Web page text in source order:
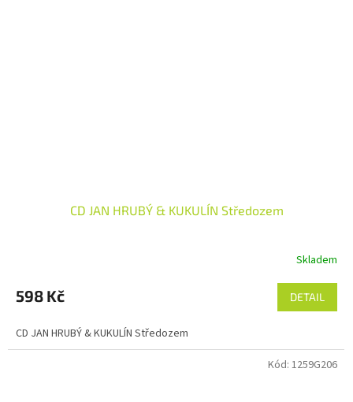
CD JAN HRUBÝ & KUKULÍN Středozem
Skladem
598 Kč DETAIL
CD JAN HRUBÝ & KUKULÍN Středozem
Kód: 1259G206